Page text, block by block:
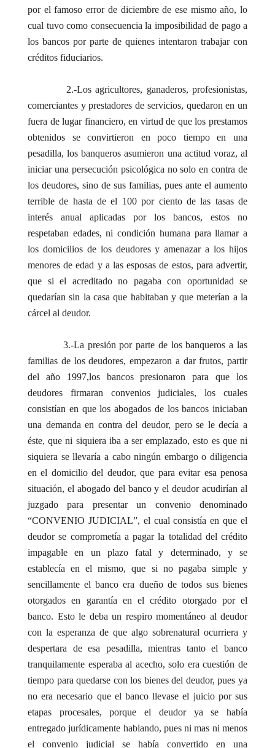
por el famoso error de diciembre de ese mismo año, lo
cual tuvo como consecuencia la imposibilidad de pago a
los bancos por parte de quienes intentaron trabajar con
créditos fiduciarios.
2.-Los agricultores, ganaderos, profesionistas,
comerciantes y prestadores de servicios, quedaron en un
fuera de lugar financiero, en virtud de que los prestamos
obtenidos se convirtieron en poco tiempo en una
pesadilla, los banqueros asumieron una actitud voraz, al
iniciar una persecución psicológica no solo en contra de
los deudores, sino de sus familias, pues ante el aumento
terrible de hasta de el 100 por ciento de las tasas de
interés anual aplicadas por los bancos, estos no
respetaban edades, ni condición humana para llamar a
los domicilios de los deudores y amenazar a los hijos
menores de edad y a las esposas de estos, para advertir,
que si el acreditado no pagaba con oportunidad se
quedarían sin la casa que habitaban y que meterían a la
cárcel al deudor.
3.-La presión por parte de los banqueros a las
familias de los deudores, empezaron a dar frutos, partir
del año 1997,los bancos presionaron para que los
deudores firmaran convenios judiciales, los cuales
consistían en que los abogados de los bancos iniciaban
una demanda en contra del deudor, pero se le decía a
éste, que ni siquiera iba a ser emplazado, esto es que ni
siquiera se llevaría a cabo ningún embargo o diligencia
en el domicilio del deudor, que para evitar esa penosa
situación, el abogado del banco y el deudor acudirían al
juzgado para presentar un convenio denominado
“CONVENIO JUDICIAL”, el cual consistía en que el
deudor se comprometía a pagar la totalidad del crédito
impagable en un plazo fatal y determinado, y se
establecía en el mismo, que si no pagaba simple y
sencillamente el banco era dueño de todos sus bienes
otorgados en garantía en el crédito otorgado por el
banco. Esto le deba un respiro momentáneo al deudor
con la esperanza de que algo sobrenatural ocurriera y
despertara de esa pesadilla, mientras tanto el banco
tranquilamente esperaba al acecho, solo era cuestión de
tiempo para quedarse con los bienes del deudor, pues ya
no era necesario que el banco llevase el juicio por sus
etapas procesales, porque el deudor ya se había
entregado jurídicamente hablando, pues ni mas ni menos
el convenio judicial se había convertido en una